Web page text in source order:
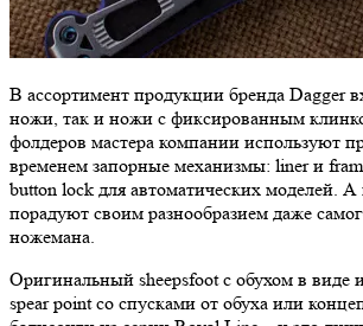
В ассортимент продукции бренда Dagger
ножи, так и ножи с фиксированным
фолдеров мастера компании используют
временем запорные механизмы: liner и
button lock для автоматических моделей. А
порадуют своим разнообразием даже
ножемана.
Оригинальный sheepsfoot с обухом в виде
spear point со спусками от обуха или